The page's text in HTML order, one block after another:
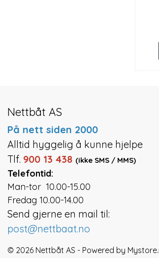
Nettbåt AS
På nett siden 2000
Alltid hyggelig å kunne hjelpe
Tlf. 900 13 438 (ikke SMS / MMS)
Telefontid:
Man-tor 10.00-15.00
Fredag 10.00-14.00
Send gjerne en mail til:
post@nettbaat.no
© 2026 Nettbåt AS - Powered by